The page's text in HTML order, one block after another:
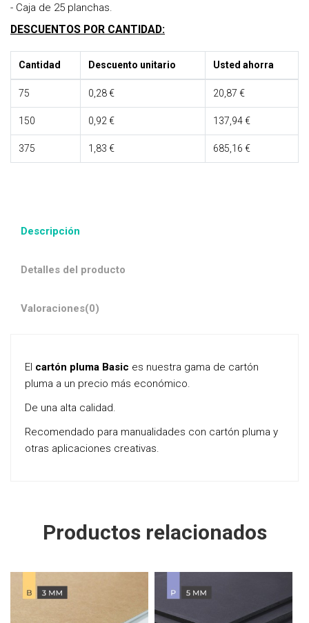
- Caja de 25 planchas.
DESCUENTOS POR CANTIDAD:
Cantidad Descuento unitario Usted ahorra
75 0,28 € 20,87 €
150 0,92 € 137,94 €
375 1,83 € 685,16 €
Descripción
Detalles del producto
Valoraciones(0)
El cartón pluma Basic es nuestra gama de cartón
pluma a un precio más económico.
De una alta calidad.
Recomendado para manualidades con cartón pluma y
otras aplicaciones creativas.
Productos relacionados